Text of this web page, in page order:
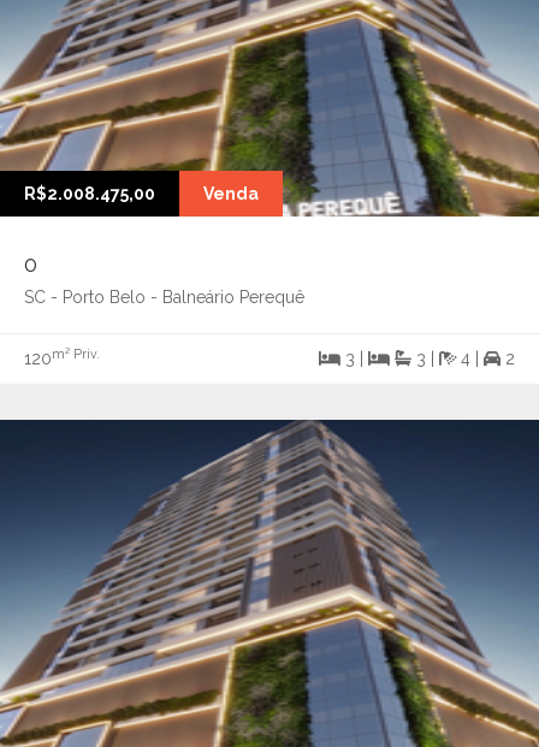
R$2.008.475,00 Venda
0
SC - Porto Belo - Balneário Perequê
120m² Priv. 3 | 3 | 4 | 2